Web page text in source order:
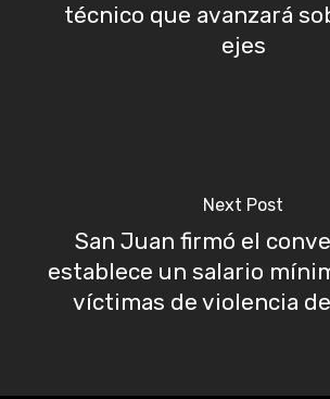
técnico que avanzará
ejes
Next Post
San Juan firmó el
establece un salario
víctimas de violencia